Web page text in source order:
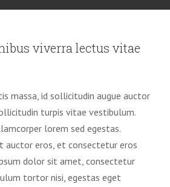
viverra lectus vitae
massa, id sollicitudin augue auctor
turpis vitae vestibulum.
lorem sed egestas.
auctor eros, et consectetur eros
dolor sit amet, consectetur
tortor nisi, egestas eget